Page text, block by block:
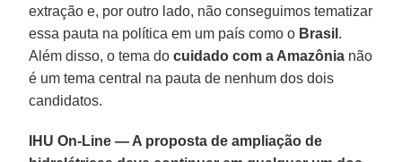
extração e, por outro lado, não conseguimos tematizar
essa pauta na política em um país como o Brasil .
Além disso, o tema docuidado com a Amazônia não
é um tema central na pauta de nenhum dos dois
candidatos.
IHU On-Line — A proposta de ampliação de